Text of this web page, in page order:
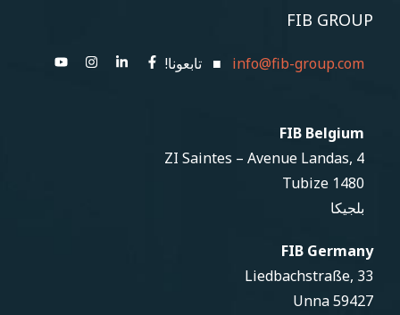
FIB GROUP
info@fib-group.com ■ تابعونا!
FIB Belgium
ZI Saintes – Avenue Landas, 4
1480 Tubize
بلجيكا
FIB Germany
Liedbachstraße, 33
59427 Unna